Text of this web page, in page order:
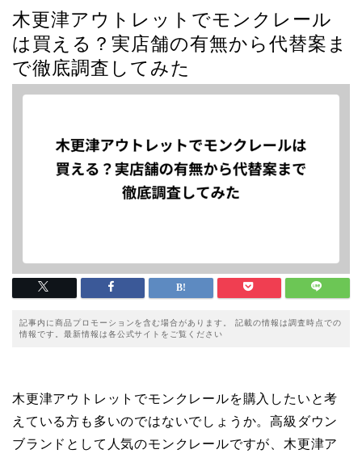
木更津アウトレットでモンクレール
は買える？実店舗の有無から代替案ま
で徹底調査してみた
記事内に商品プロモーションを含む場合があります。 記載の情報は調査時点での
情報です。最新情報は各公式サイトをご覧ください
木更津アウトレットでモンクレールを購入したいと考
えている方も多いのではないでしょうか。高級ダウン
ブランドとして人気のモンクレールですが、木更津ア